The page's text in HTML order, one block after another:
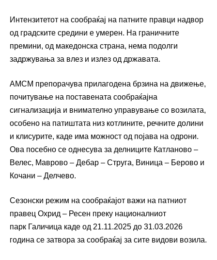
Интензитетот на сообраќај на патните правци надвор
од градските средини е умерен. На граничните
премини, од македонска страна, нема подолги
задржувања за влез и излез од државата.
АМСМ препорачува прилагодена брзина на движење,
почитување на поставената сообраќајна
сигнализација и внимателно управување со возилата,
особено на патиштата низ котлините, речните долини
и клисурите, каде има можност од појава на одрони.
Ова посебно се однесува за делниците Катланово –
Велес, Маврово – Дебар – Струга, Виница – Берово и
Кочани – Делчево.
Сезонски режим на сообраќајот важи на патниот
правец Охрид – Ресен преку националниот
парк Галичица каде од 21.11.2025 до 31.03.2026
година се затвора за сообраќај за сите видови возила.